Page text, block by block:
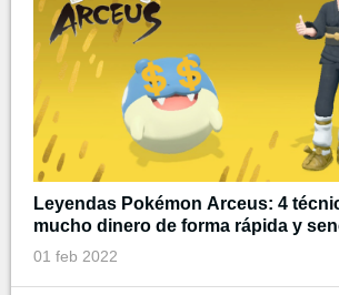
Leyendas Pokémon Arceus: 4
mucho dinero de forma rápida y
01 feb 2022